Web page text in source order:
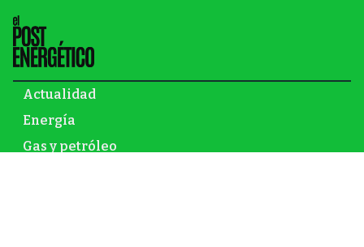
Actualidad
Energía
Gas y petróleo